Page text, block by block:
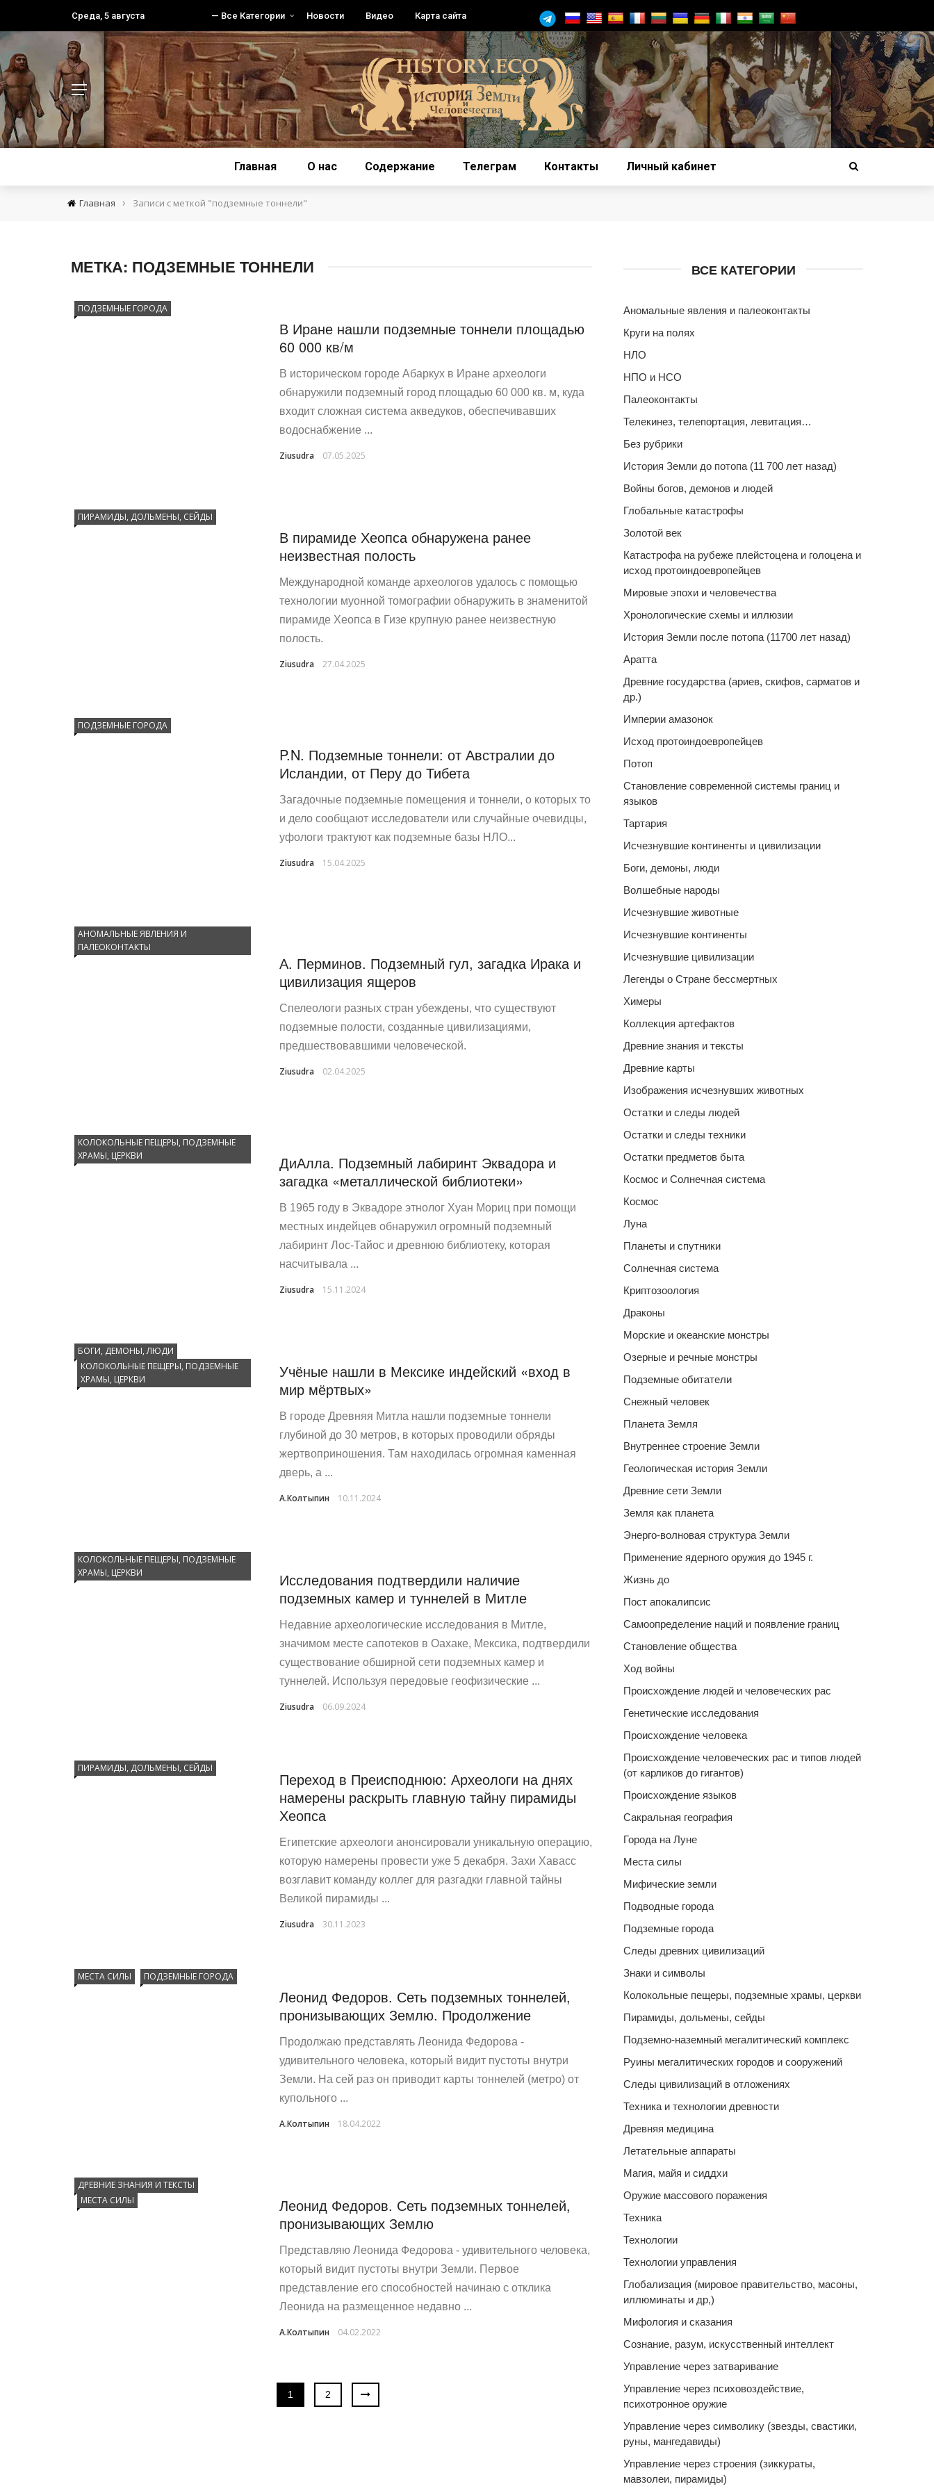
Среда, 5 августа — Все Категории Новости Видео Карта сайта
Главная О нас Содержание Телеграм Контакты Личный кабинет
Главная › Записи с меткой "подземные тоннели"
МЕТКА: ПОДЗЕМНЫЕ ТОННЕЛИ
ПОДЗЕМНЫЕ ГОРОДА
В Иране нашли подземные тоннели площадью
60 000 кв/м
В историческом городе Абаркух в Иране археологи
обнаружили подземный город площадью 60 000 кв. м, куда
входит сложная система акведуков, обеспечивавших
водоснабжение ...
Ziusudra 07.05.2025
ПИРАМИДЫ, ДОЛЬМЕНЫ, СЕЙДЫ
В пирамиде Хеопса обнаружена ранее
неизвестная полость
Международной команде археологов удалось с помощью
технологии муонной томографии обнаружить в знаменитой
пирамиде Хеопса в Гизе крупную ранее неизвестную
полость.
Ziusudra 27.04.2025
ПОДЗЕМНЫЕ ГОРОДА
P.N. Подземные тоннели: от Австралии до
Исландии, от Перу до Тибета
Загадочные подземные помещения и тоннели, о которых то
и дело сообщают исследователи или случайные очевидцы,
уфологи трактуют как подземные базы НЛО...
Ziusudra 15.04.2025
АНОМАЛЬНЫЕ ЯВЛЕНИЯ И
ПАЛЕОКОНТАКТЫ
А. Перминов. Подземный гул, загадка Ирака и
цивилизация ящеров
Спелеологи разных стран убеждены, что существуют
подземные полости, созданные цивилизациями,
предшествовавшими человеческой.
Ziusudra 02.04.2025
КОЛОКОЛЬНЫЕ ПЕЩЕРЫ, ПОДЗЕМНЫЕ
ХРАМЫ, ЦЕРКВИ
ДиАлла. Подземный лабиринт Эквадора и
загадка «металлической библиотеки»
В 1965 году в Эквадоре этнолог Хуан Мориц при помощи
местных индейцев обнаружил огромный подземный
лабиринт Лос-Тайос и древнюю библиотеку, которая
насчитывала ...
Ziusudra 15.11.2024
БОГИ, ДЕМОНЫ, ЛЮДИ
КОЛОКОЛЬНЫЕ ПЕЩЕРЫ, ПОДЗЕМНЫЕ
ХРАМЫ, ЦЕРКВИ
Учёные нашли в Мексике индейский «вход в
мир мёртвых»
В городе Древняя Митла нашли подземные тоннели
глубиной до 30 метров, в которых проводили обряды
жертвоприношения. Там находилась огромная каменная
дверь, а ...
А.Колтыпин 10.11.2024
КОЛОКОЛЬНЫЕ ПЕЩЕРЫ, ПОДЗЕМНЫЕ
ХРАМЫ, ЦЕРКВИ
Исследования подтвердили наличие
подземных камер и туннелей в Митле
Недавние археологические исследования в Митле,
значимом месте сапотеков в Оахаке, Мексика, подтвердили
существование обширной сети подземных камер и
туннелей. Используя передовые геофизические ...
Ziusudra 06.09.2024
ПИРАМИДЫ, ДОЛЬМЕНЫ, СЕЙДЫ
Переход в Преисподнюю: Археологи на днях
намерены раскрыть главную тайну пирамиды
Хеопса
Египетские археологи анонсировали уникальную операцию,
которую намерены провести уже 5 декабря. Захи Хавасс
возглавит команду коллег для разгадки главной тайны
Великой пирамиды ...
Ziusudra 30.11.2023
МЕСТА СИЛЫ ПОДЗЕМНЫЕ ГОРОДА
Леонид Федоров. Сеть подземных тоннелей,
пронизывающих Землю. Продолжение
Продолжаю представлять Леонида Федорова -
удивительного человека, который видит пустоты внутри
Земли. На сей раз он приводит карты тоннелей (метро) от
купольного ...
А.Колтыпин 18.04.2022
ДРЕВНИЕ ЗНАНИЯ И ТЕКСТЫ
МЕСТА СИЛЫ
Леонид Федоров. Сеть подземных тоннелей,
пронизывающих Землю
Представляю Леонида Федорова - удивительного человека,
который видит пустоты внутри Земли. Первое
представление его способностей начинаю с отклика
Леонида на размещенное недавно ...
А.Колтыпин 04.02.2022
1 2
ВСЕ КАТЕГОРИИ
Аномальные явления и палеоконтакты
Круги на полях
НЛО
НПО и НСО
Палеоконтакты
Телекинез, телепортация, левитация…
Без рубрики
История Земли до потопа (11 700 лет назад)
Войны богов, демонов и людей
Глобальные катастрофы
Золотой век
Катастрофа на рубеже плейстоцена и голоцена и
исход протоиндоевропейцев
Мировые эпохи и человечества
Хронологические схемы и иллюзии
История Земли после потопа (11700 лет назад)
Аратта
Древние государства (ариев, скифов, сарматов и
др.)
Империи амазонок
Исход протоиндоевропейцев
Потоп
Становление современной системы границ и
языков
Тартария
Исчезнувшие континенты и цивилизации
Боги, демоны, люди
Волшебные народы
Исчезнувшие животные
Исчезнувшие континенты
Исчезнувшие цивилизации
Легенды о Стране бессмертных
Химеры
Коллекция артефактов
Древние знания и тексты
Древние карты
Изображения исчезнувших животных
Остатки и следы людей
Остатки и следы техники
Остатки предметов быта
Космос и Солнечная система
Космос
Луна
Планеты и спутники
Солнечная система
Криптозоология
Драконы
Морские и океанские монстры
Озерные и речные монстры
Подземные обитатели
Снежный человек
Планета Земля
Внутреннее строение Земли
Геологическая история Земли
Древние сети Земли
Земля как планета
Энерго-волновая структура Земли
Применение ядерного оружия до 1945 г.
Жизнь до
Пост апокалипсис
Самоопределение наций и появление границ
Становление общества
Ход войны
Происхождение людей и человеческих рас
Генетические исследования
Происхождение человека
Происхождение человеческих рас и типов людей
(от карликов до гигантов)
Происхождение языков
Сакральная география
Города на Луне
Места силы
Мифические земли
Подводные города
Подземные города
Следы древних цивилизаций
Знаки и символы
Колокольные пещеры, подземные храмы, церкви
Пирамиды, дольмены, сейды
Подземно-наземный мегалитический комплекс
Руины мегалитических городов и сооружений
Следы цивилизаций в отложениях
Техника и технологии древности
Древняя медицина
Летательные аппараты
Магия, майя и сиддхи
Оружие массового поражения
Техника
Технологии
Технологии управления
Глобализация (мировое правительство, масоны,
иллюминаты и др,)
Мифология и сказания
Сознание, разум, искусственный интеллект
Управление через затваривание
Управление через психовоздействие,
психотронное оружие
Управление через символику (звезды, свастики,
руны, мангедавиды)
Управление через строения (зиккураты,
мавзолеи, пирамиды)